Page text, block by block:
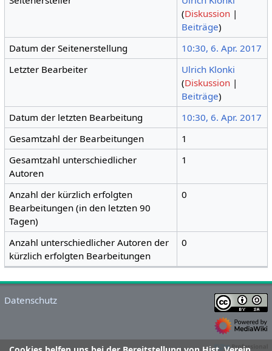
(Diskussion |
Beiträge)
Datum der Seitenerstellung
10:30, 6. Apr. 2017
Letzter Bearbeiter
Ulrich Klonki
(Diskussion |
Beiträge)
Datum der letzten Bearbeitung
10:30, 6. Apr. 2017
Gesamtzahl der Bearbeitungen
1
Gesamtzahl unterschiedlicher
Autoren
1
Anzahl der kürzlich erfolgten
Bearbeitungen (in den letzten 90
Tagen)
0
Anzahl unterschiedlicher Autoren der
kürzlich erfolgten Bearbeitungen
0
Datenschutz